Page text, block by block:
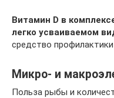
Витамин D в
легко усваиваемом
средство
Микро- и
Польза рыбы и